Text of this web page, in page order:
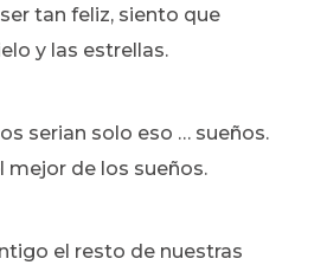
tan feliz, siento que
y las estrellas.
serian solo eso … sueños.
mejor de los sueños.
el resto de nuestras